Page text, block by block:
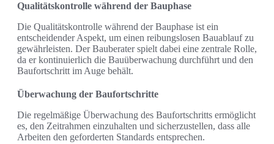
Qualitätskontrolle während der Bauphase
Die Qualitätskontrolle während der Bauphase ist ein
entscheidender Aspekt, um einen reibungslosen Bauablauf zu
gewährleisten. Der Bauberater spielt dabei eine zentrale Rolle,
da er kontinuierlich die Bauüberwachung durchführt und den
Baufortschritt im Auge behält.
Überwachung der Baufortschritte
Die regelmäßige Überwachung des Baufortschritts ermöglicht
es, den Zeitrahmen einzuhalten und sicherzustellen, dass alle
Arbeiten den geforderten Standards entsprechen.